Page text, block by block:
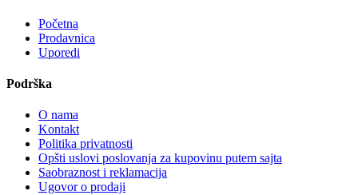
Početna
Prodavnica
Uporedi
Podrška
O nama
Kontakt
Politika privatnosti
Opšti uslovi poslovanja za kupovinu putem sajta
Saobraznost i reklamacija
Ugovor o prodaji